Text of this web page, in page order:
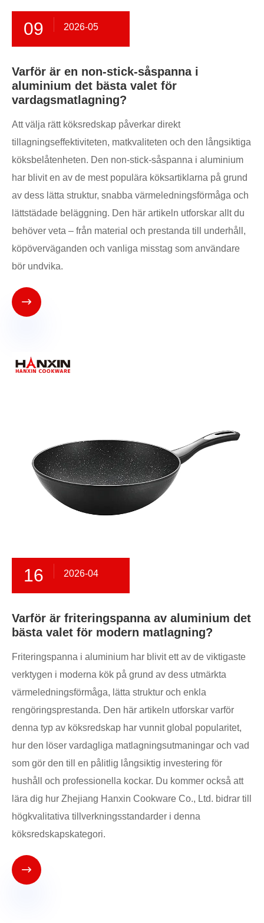
09 2026-05
Varför är en non-stick-såspanna i
aluminium det bästa valet för
vardagsmatlagning?
Att välja rätt köksredskap påverkar direkt
tillagningseffektiviteten, matkvaliteten och den långsiktiga
köksbelåtenheten. Den non-stick-såspanna i aluminium
har blivit en av de mest populära köksartiklarna på grund
av dess lätta struktur, snabba värmeledningsförmåga och
lättstädade beläggning. Den här artikeln utforskar allt du
behöver veta – från material och prestanda till underhåll,
köpöverväganden och vanliga misstag som användare
bör undvika.

16 2026-04
Varför är friteringspanna av aluminium det
bästa valet för modern matlagning?
Friteringspanna i aluminium har blivit ett av de viktigaste
verktygen i moderna kök på grund av dess utmärkta
värmeledningsförmåga, lätta struktur och enkla
rengöringsprestanda. Den här artikeln utforskar varför
denna typ av köksredskap har vunnit global popularitet,
hur den löser vardagliga matlagningsutmaningar och vad
som gör den till en pålitlig långsiktig investering för
hushåll och professionella kockar. Du kommer också att
lära dig hur Zhejiang Hanxin Cookware Co., Ltd. bidrar till
högkvalitativa tillverkningsstandarder i denna
köksredskapskategori.
